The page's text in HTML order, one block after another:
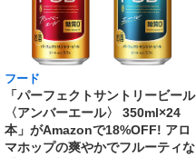
フード
「パーフェクトサントリービール
〈アンバーエール〉 350ml×24
本」がAmazonで18%OFF! アロ
マホップの爽やかでフルーティな